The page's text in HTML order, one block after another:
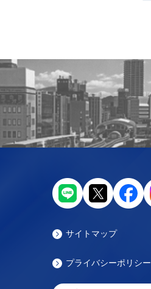
サイトマップ
プライバシーポリシー